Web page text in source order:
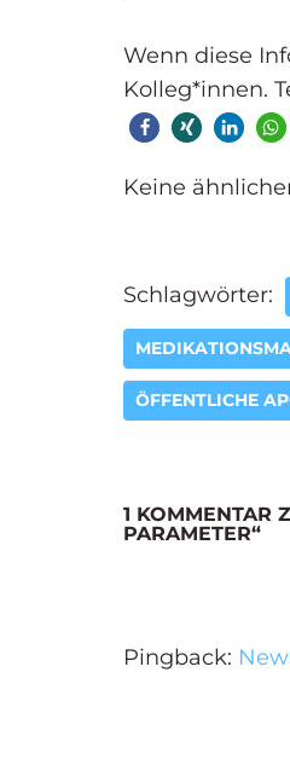
Wenn diese
Kolleg*innen.
Keine
Schlagwörter:
ÖFFENTLICHE
1 KOMMENTAR
PARAMETER“
Pingback: